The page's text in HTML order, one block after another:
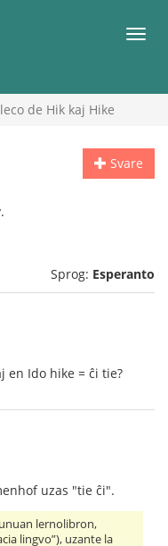
de Hik kaj Hike
Svare
Sprog: Esperanto
en Ido hike = ĉi tie?
uzas "tie ĉi".
lernolibron,
lingvo”), uzante la